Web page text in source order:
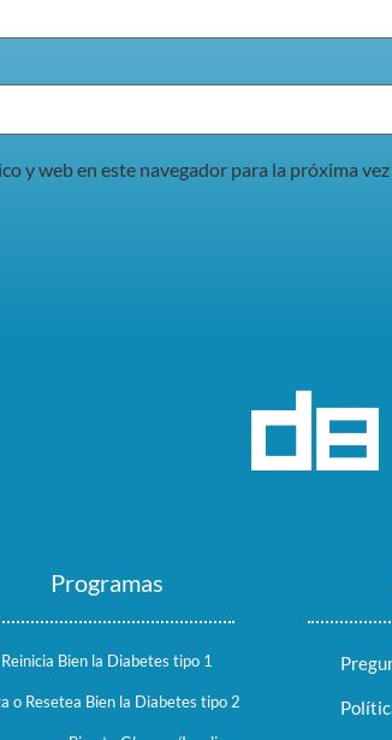
y web en este navegador para la próxima
Programas
Reinicia Bien la Diabetes tipo 1
o Resetea Bien la Diabetes tipo 2